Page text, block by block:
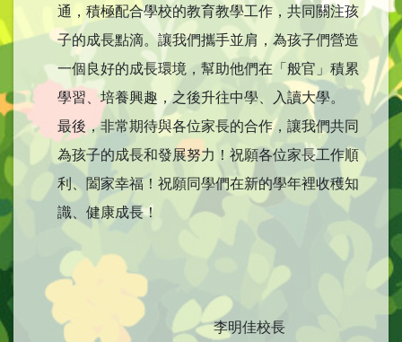
通，積極配合學校的教育教學工作，共同關注孩
子的成長點滴。讓我們攜手並肩，為孩子們營造
一個良好的成長環境，幫助他們在「般官」積累
學習、培養興趣，之後升往中學、入讀大學。​
最後，非常期待與各位家長的合作，讓我們共同
為孩子的成長和發展努力！祝願各位家長工作順
利、闔家幸福！祝願同學們在新的學年裡收穫知
識、健康成長！​
李明佳校長